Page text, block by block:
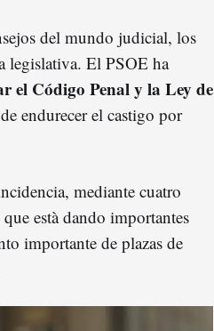
del mundo judicial, los
legislativa. El PSOE ha
el Código Penal y la Ley de
endurecer el castigo por
mediante cuatro
està dando importantes
importante de plazas de